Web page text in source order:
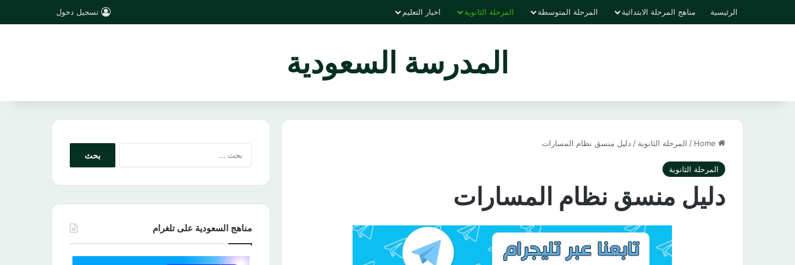
الرئيسية مناهج المرحلة الابتدائية المرحلة المتوسطة المرحلة الثانوية اخبار التعليم تسجيل دخول
المدرسة السعودية
/ المرحلة الثانوية / دليل منسق نظام المسارات
المرحلة الثانوية
دليل منسق نظام المسارات
مناهج السعودية على تلغرام